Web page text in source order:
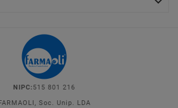
NIPC: 515 801 216
FARMAOLI, Soc. Unip. LDA